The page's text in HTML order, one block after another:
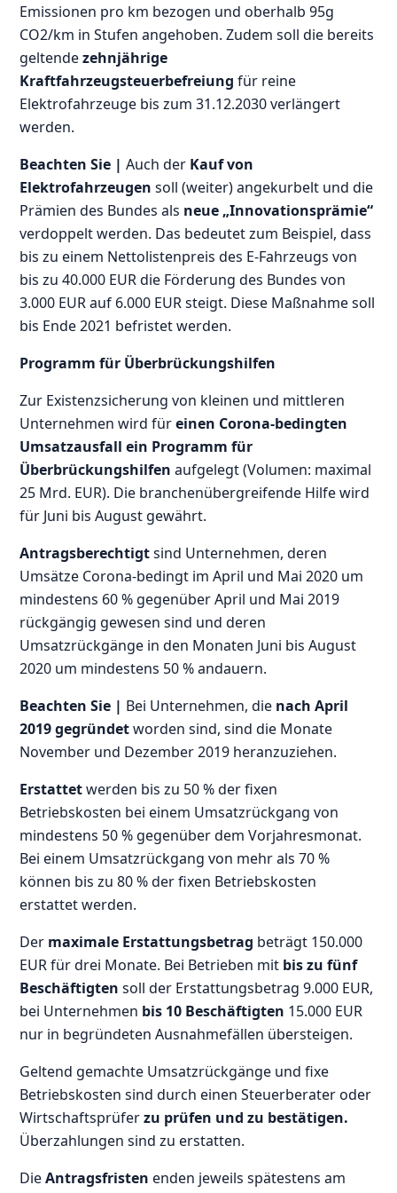
Emissionen pro km bezogen und oberhalb 95g
CO2/km in Stufen angehoben. Zudem soll die bereits
geltendezehnjährige
Kraftfahrzeugsteuerbefreiung für reine
Elektrofahrzeuge bis zum 31.12.2030 verlängert
werden.
Beachten Sie |Auch der Kauf von
Elektrofahrzeugen soll (weiter) angekurbelt und die
Prämien des Bundes als neue „Innovationsprämie“
verdoppelt werden. Das bedeutet zum Beispiel, dass
bis zu einem Nettolistenpreis des E-Fahrzeugs von
bis zu 40.000 EUR die Förderung des Bundes von
3.000 EUR auf 6.000 EUR steigt. Diese Maßnahme soll
bis Ende 2021 befristet werden.
Programm für Überbrückungshilfen
Zur Existenzsicherung von kleinen und mittleren
Unternehmen wird füreinen Corona-bedingten
Umsatzausfall ein Programm für
Überbrückungshilfen aufgelegt (Volumen: maximal
25 Mrd. EUR). Die branchenübergreifende Hilfe wird
für Juni bis August gewährt.
Antragsberechtigtsind Unternehmen, deren
Umsätze Corona-bedingt im April und Mai 2020 um
mindestens 60 % gegenüber April und Mai 2019
rückgängig gewesen sind und deren
Umsatzrückgänge in den Monaten Juni bis August
2020 um mindestens 50 % andauern.
Beachten Sie | Bei Unternehmen, die nach April
2019 gegründetworden sind, sind die Monate
November und Dezember 2019 heranzuziehen.
Erstattetwerden bis zu 50 % der fixen
Betriebskosten bei einem Umsatzrückgang von
mindestens 50 % gegenüber dem Vorjahresmonat.
Bei einem Umsatzrückgang von mehr als 70 %
können bis zu 80 % der fixen Betriebskosten
erstattet werden.
Der maximale Erstattungsbetrag beträgt 150.000
EUR für drei Monate. Bei Betrieben mit bis zu fünf
Beschäftigten soll der Erstattungsbetrag 9.000 EUR,
bei Unternehmen bis 10 Beschäftigten 15.000 EUR
nur in begründeten Ausnahmefällen übersteigen.
Geltend gemachte Umsatzrückgänge und fixe
Betriebskosten sind durch einen Steuerberater oder
Wirtschaftsprüferzu prüfen und zu bestätigen.
Überzahlungen sind zu erstatten.
DieAntragsfristen enden jeweils spätestens am